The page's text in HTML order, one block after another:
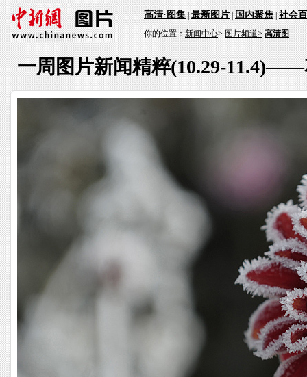
高清·图集|最新图片|国内聚焦|社会
你的位置：新闻中心>图片频道> 高清图
一周图片新闻精粹(10.29-